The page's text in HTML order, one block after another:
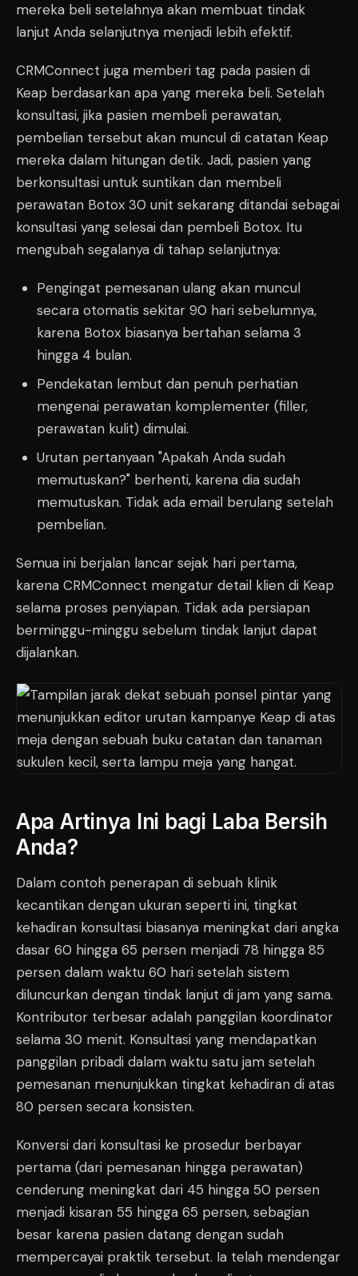
mereka beli setelahnya akan membuat tindak
lanjut Anda selanjutnya menjadi lebih efektif.
CRMConnect juga memberi tag pada pasien di
Keap berdasarkan apa yang mereka beli. Setelah
konsultasi, jika pasien membeli perawatan,
pembelian tersebut akan muncul di catatan Keap
mereka dalam hitungan detik. Jadi, pasien yang
berkonsultasi untuk suntikan dan membeli
perawatan Botox 30 unit sekarang ditandai sebagai
konsultasi yang selesai dan pembeli Botox. Itu
mengubah segalanya di tahap selanjutnya:
Pengingat pemesanan ulang akan muncul
secara otomatis sekitar 90 hari sebelumnya,
karena Botox biasanya bertahan selama 3
hingga 4 bulan.
Pendekatan lembut dan penuh perhatian
mengenai perawatan komplementer (filler,
perawatan kulit) dimulai.
Urutan pertanyaan "Apakah Anda sudah
memutuskan?" berhenti, karena dia sudah
memutuskan. Tidak ada email berulang setelah
pembelian.
Semua ini berjalan lancar sejak hari pertama,
karena CRMConnect mengatur detail klien di Keap
selama proses penyiapan. Tidak ada persiapan
berminggu-minggu sebelum tindak lanjut dapat
dijalankan.
Apa Artinya Ini bagi Laba Bersih
Anda?
Dalam contoh penerapan di sebuah klinik
kecantikan dengan ukuran seperti ini, tingkat
kehadiran konsultasi biasanya meningkat dari angka
dasar 60 hingga 65 persen menjadi 78 hingga 85
persen dalam waktu 60 hari setelah sistem
diluncurkan dengan tindak lanjut di jam yang sama.
Kontributor terbesar adalah panggilan koordinator
selama 30 menit. Konsultasi yang mendapatkan
panggilan pribadi dalam waktu satu jam setelah
pemesanan menunjukkan tingkat kehadiran di atas
80 persen secara konsisten.
Konversi dari konsultasi ke prosedur berbayar
pertama (dari pemesanan hingga perawatan)
cenderung meningkat dari 45 hingga 50 persen
menjadi kisaran 55 hingga 65 persen, sebagian
besar karena pasien datang dengan sudah
mempercayai praktik tersebut. Ia telah mendengar